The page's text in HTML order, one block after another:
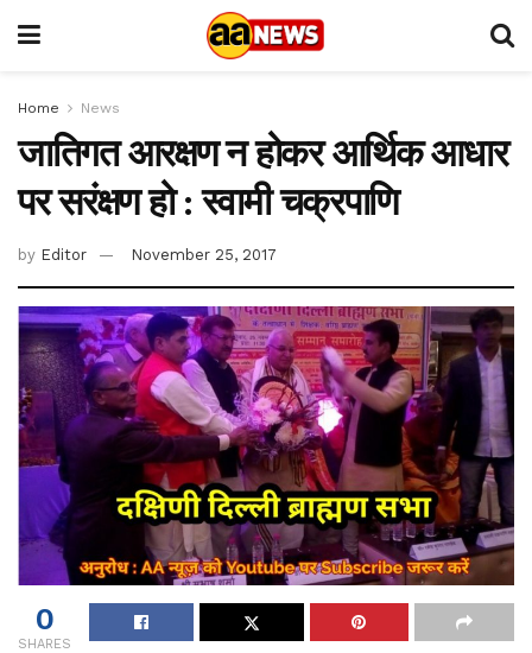
Home News
जातिगत आरक्षण न होकर आर्थिक आधार
पर सरंक्षण हो : स्वामी चक्रपाणि
by Editor November 25, 2017
0
SHARES